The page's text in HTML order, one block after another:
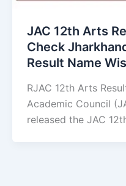
JAC 12th Arts
Check
Result Name
RJAC 12th Arts
Academic Council
released the JAC